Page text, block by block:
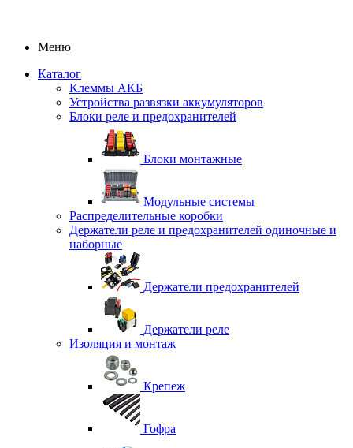
Меню
Каталог
Клеммы АКБ
Устройства развязки аккумуляторов
Блоки реле и предохранителей
Блоки монтажные
Модульные системы
Распределительные коробки
Держатели реле и предохранителей одиночные и
наборные
Держатели предохранителей
Держатели реле
Изоляция и монтаж
Крепеж
Гофра